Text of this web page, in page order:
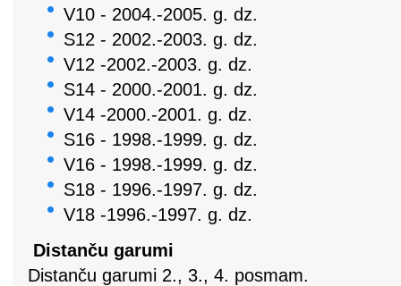
V10 - 2004.-2005. g. dz.
S12 - 2002.-2003. g. dz.
V12 -2002.-2003. g. dz.
S14 - 2000.-2001. g. dz.
V14 -2000.-2001. g. dz.
S16 - 1998.-1999. g. dz.
V16 - 1998.-1999. g. dz.
S18 - 1996.-1997. g. dz.
V18 -1996.-1997. g. dz.
Distanču garumi
Distanču garumi 2., 3., 4. posmam.